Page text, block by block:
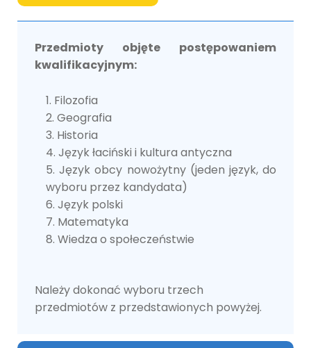
Przedmioty objęte postępowaniem
kwalifikacyjnym:
Filozofia
Geografia
Historia
Język łaciński i kultura antyczna
Język obcy nowożytny (jeden język, do
wyboru przez kandydata)
Język polski
Matematyka
Wiedza o społeczeństwie
Należy dokonać wyboru trzech
przedmiotów z przedstawionych powyżej.